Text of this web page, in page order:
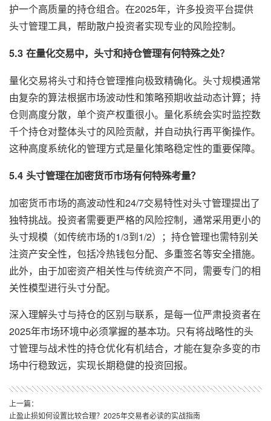
护一个高质量的持仓组合。在2025年，许多投资平台提供
头寸管理工具，帮助散户投资者实现专业的风险控制。
5.3 在量化交易中，头寸和持仓管理有何特殊之处？
量化交易将头寸和持仓管理推向极致精确化。头寸规模通常
由复杂的算法根据市场波动性和策略预期收益动态计算；持
仓则高度分散，单个资产权重很小。量化系统会实时监控数
千个持仓对整体头寸的风险贡献，并自动执行再平衡操作。
这种高度系统化的管理方式是量化策略稳定性的重要保障。
5.4 头寸管理在加密货币市场有何特殊考量？
加密货币市场的高波动性和24/7交易特性对头寸管理提出了
独特挑战。投资者需要更严格的风险控制，通常采用更小的
头寸规模（如传统市场的1/3到1/2）；持仓管理也需特别关
注资产安全性，包括冷热钱包分配、多重签名等安全措施。
此外，由于加密资产相关性与传统资产不同，需要专门的相
关性模型进行头寸分配。
深入理解头寸与持仓的区别与联系，是每一位严肃投资者在
2025年市场环境中必须掌握的基本功。只有将战略性的头
寸管理与战术性的持仓优化有机结合，才能在复杂多变的市
场中行稳致远，实现长期稳健的投资回报。
上一篇：
止盈止损如何设置比较合理？2025年交易者必读的实战指南